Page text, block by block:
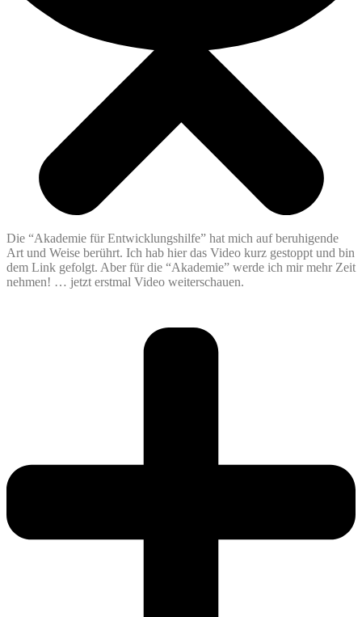
Die “Akademie für Entwicklungshilfe” hat mich auf beruhigende
Art und Weise berührt. Ich hab hier das Video kurz gestoppt und bin
dem Link gefolgt. Aber für die “Akademie” werde ich mir mehr Zeit
nehmen! … jetzt erstmal Video weiterschauen.